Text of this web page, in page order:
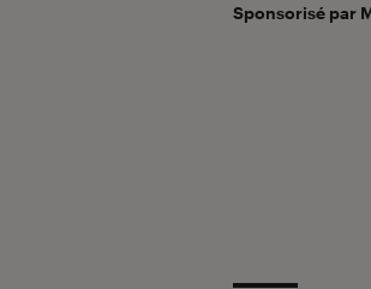
Sponsorisé par